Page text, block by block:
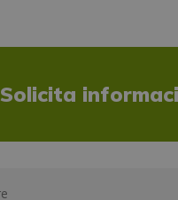
Solicita